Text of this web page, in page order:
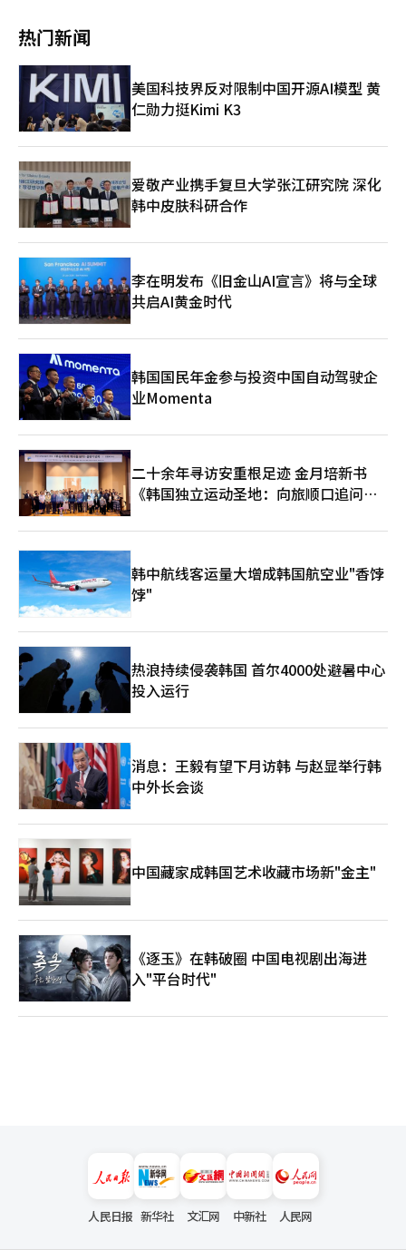
资源中小企业委员会、财政经济规划委员会、国土交通委员会等主
要经济常务委员会也成为焦点。国民力量主张，作为第一大党的他
们应恢复国会议长的职务，而第二大党应掌握法制委员会的主席。
金院内运营首席副代表进一步指出：“政府和执政党拥有多项权
力，因此需要监督与平衡”，并表示：“直接影响民生的经济相关
常务委员会应由在野党掌握，以便在监督与平衡中通过有利于民众
的法律。” 政治界分析认为，由于经济常务委员会的争议，整体
院构成谈判难以平息。尤其是新当选的国民力量院内代表郑点植呼
吁经济政策转型，预计谈判将面临困难。 郑点植在12日的记者见
面会上强调，房地产、税收、劳动政策需进行“结构性调整”。他
指出，主要任务包括扩大民间供应、恢复住房梯度（房地产）、平
衡增长与分配的税制（税收）、以及解决因“黄袋法”引发的产业
现场混乱（劳动）。 因此，除了主要经济常务委员会外，气候能
会议员补选，广播通信委员会出身的李珍淑和金泰圭国民力量议员
进入国会，科学技术信息广播通信委员会也成为热点话题。 一位
政治界人士表示：“院构成谈判存在多种可能性，具体情况取决于
谈判的进展”，并指出：“在详细意见交换之前，难以预测谈判的
结果。”※ 本报道经人工智能（AI）系统翻译与编辑。
热门新闻
美国科技界反对限制中国开源AI模型 黄
仁勋力挺Kimi K3
爱敬产业携手复旦大学张江研究院 深化
韩中皮肤科研合作
李在明发布《旧金山AI宣言》将与全球
共启AI黄金时代
韩国国民年金参与投资中国自动驾驶企
业Momenta
二十余年寻访安重根足迹 金月培新书
《韩国独立运动圣地：向旅顺口追问历
韩中航线客运量大增成韩国航空业"香饽
饽"
热浪持续侵袭韩国 首尔4000处避暑中心
投入运行
消息：王毅有望下月访韩 与赵显举行韩
中外长会谈
中国藏家成韩国艺术收藏市场新"金主"
《逐玉》在韩破圈 中国电视剧出海进
入"平台时代"
人民日报 新华社 文汇网 中新社 人民网